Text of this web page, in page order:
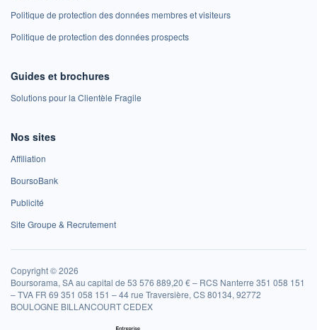
Politique de protection des données membres et visiteurs
Politique de protection des données prospects
Guides et brochures
Solutions pour la Clientèle Fragile
Nos sites
Affiliation
BoursoBank
Publicité
Site Groupe & Recrutement
Copyright © 2026
Boursorama, SA au capital de 53 576 889,20 € – RCS Nanterre 351 058 151
– TVA FR 69 351 058 151 – 44 rue Traversière, CS 80134, 92772
BOULOGNE BILLANCOURT CEDEX